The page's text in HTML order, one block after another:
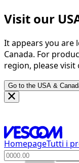
Visit our
It appears you are
Canada. For
region, please visit
Go to the USA &
HomepageTutti i
Prodotti